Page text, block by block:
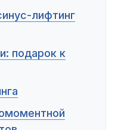
Виниры
лифтинг
подарок к